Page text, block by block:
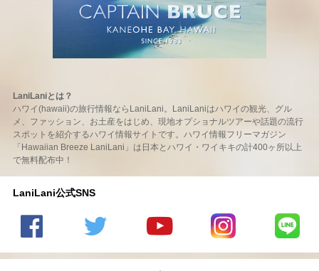
LaniLaniとは？
ハワイ(hawaii)の旅行情報ならLaniLani。LaniLaniはハワイの観光、グル
メ、ファッション、お土産をはじめ、現地オプショナルツアーや話題の流行
スポットを紹介するハワイ情報サイトです。ハワイ情報フリーマガジン
「Hawaiian Breeze LaniLani」は日本とハワイ・ワイキキの計400ヶ所以上
で無料配布中！
LaniLani公式SNS
の
のtwitter
の
LaniLani
LaniLani